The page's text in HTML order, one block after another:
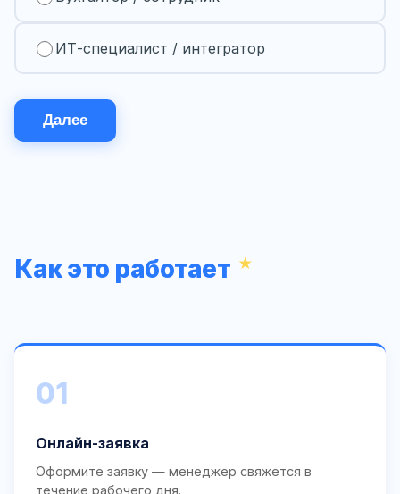
ИТ-специалист / интегратор
Далее
Как это работает
01
Онлайн-заявка
Оформите заявку — менеджер свяжется в
течение рабочего дня.